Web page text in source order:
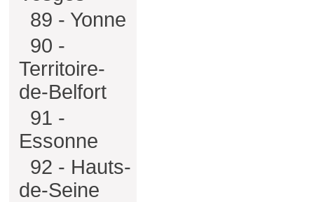
89 - Yonne
90 -
Territoire-
de-Belfort
91 -
Essonne
92 - Hauts-
de-Seine